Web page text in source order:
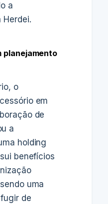
a
Herdei.
planejamento
o
em
de
a
holding
benefícios
uma
de